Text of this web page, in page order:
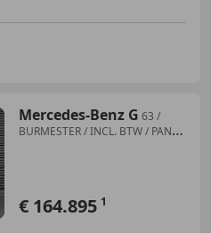
Mercedes-Benz G 63 /
BURMESTER / INCL. BTW / PANO-
€ 164.895 1